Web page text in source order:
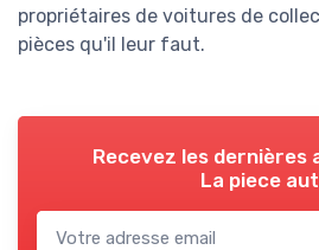
propriétaires de voitures de
pièces qu'il leur faut.
Recevez les dernières
La piece